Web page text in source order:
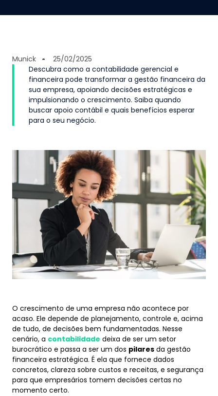
Munick
25/02/2025
Descubra como a contabilidade gerencial e
financeira pode transformar a gestão financeira da
sua empresa, apoiando decisões estratégicas e
impulsionando o crescimento. Saiba quando
buscar apoio contábil e quais benefícios esperar
para o seu negócio.
O crescimento de uma empresa não acontece por
acaso. Ele depende de planejamento, controle e, acima
de tudo, de decisões bem fundamentadas. Nesse
cenário, a contabilidade deixa de ser um setor
burocrático e passa a ser um dos pilares da gestão
financeira estratégica. É ela que fornece dados
concretos, clareza sobre custos e receitas, e segurança
para que empresários tomem decisões certas no
momento certo.